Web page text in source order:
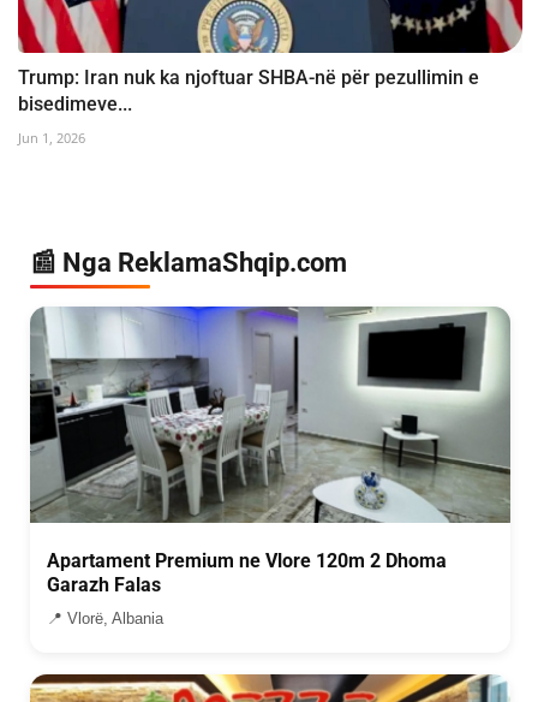
Trump: Iran nuk ka njoftuar SHBA-në për pezullimin e
bisedimeve...
Jun 1, 2026
📰 Nga ReklamaShqip.com
Apartament Premium ne Vlore 120m 2 Dhoma
Garazh Falas
📍 Vlorë, Albania